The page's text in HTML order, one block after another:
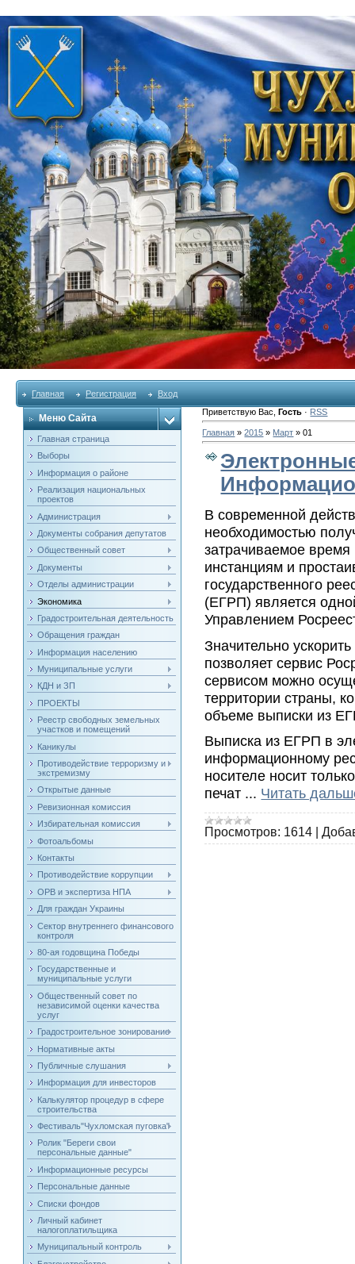
Главная Регистрация Вход
Меню Сайта
Главная страница
Выборы
Информация о районе
Реализация национальных
проектов
Администрация
Документы собрания депутатов
Общественный совет
Документы
Отделы администрации
Экономика
Градостроительная деятельность
Обращения граждан
Информация населению
Муниципальные услуги
КДН и ЗП
ПРОЕКТЫ
Реестр свободных земельных
участков и помещений
Каникулы
Противодействие терроризму и
экстремизму
Открытые данные
Ревизионная комиссия
Избирательная комиссия
Фотоальбомы
Контакты
Противодействие коррупции
ОРВ и экспертиза НПА
Для граждан Украины
Сектор внутреннего финансового
контроля
80-ая годовщина Победы
Государственные и
муниципальные услуги
Общественный совет по
независимой оценки качества
услуг
Градостроительное зонирование
Нормативные акты
Публичные слушания
Информация для инвесторов
Калькулятор процедур в сфере
строительства
Фестиваль"Чухломская пуговка"
Ролик "Береги свои
персональные данные"
Информационные ресурсы
Персональные данные
Списки фондов
Личный кабинет
налогоплатильщика
Муниципальный контроль
Приветствую Вас ,Гость · RSS
Главная »2015 » Март » 01
В современной
необходимостью
затрачиваемое
инстанциям и
государственного
(ЕГРП) является
Управлением
Значительно
позволяет сервис
сервисом можно
территории страны,
объеме выписки из
Выписка из ЕГРП в
информационному
носителе носит
печат ... Читать
Просмотров: 1614 |